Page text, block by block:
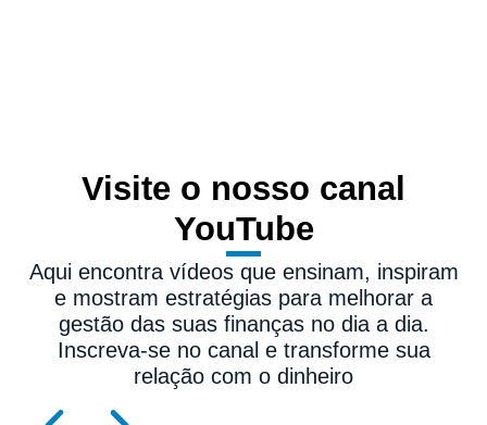
Visite o nosso canal
YouTube
Aqui encontra vídeos que ensinam, inspiram
e mostram estratégias para melhorar a
gestão das suas finanças no dia a dia.
Inscreva-se no canal e transforme sua
relação com o dinheiro